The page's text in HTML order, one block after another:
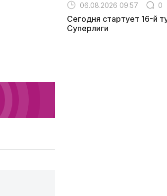
06.08.2026 09:57 0
Сегодня стартует 16-й
Суперлиги